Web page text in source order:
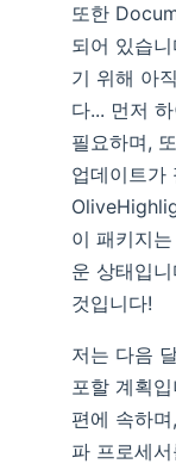
또한
되어 있습
기 위해 아
다... 먼저
필요하며,
업데이트가
이 패키지
운 상태입
것입니다!
저는 다음
포할 계획
편에 속하
파 프로세